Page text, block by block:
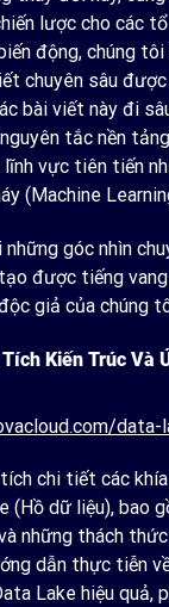
lược cho các
động, chúng
chuyên sâu
bài viết này đi
tắc nền
lĩnh vực tiên tiến
(Machine
góc nhìn
được tiếng
giả của chúng
Kiến Trúc Và
data-
chi tiết các
(Hồ dữ liệu), bao
những thách
dẫn thực tiễn
Lake hiệu quả,